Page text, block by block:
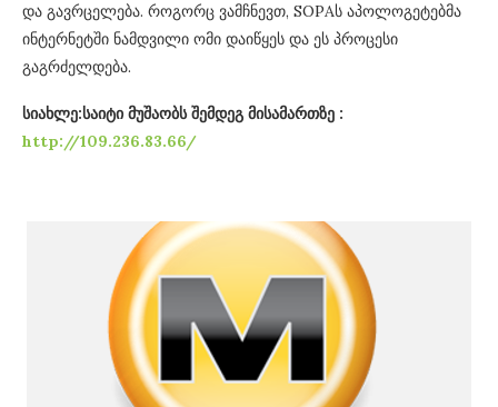
და გავრცელება. როგორც ვამჩნევთ, SOPAს აპოლოგეტებმა
ინტერნეტში ნამდვილი ომი დაიწყეს და ეს პროცესი
გაგრძელდება.
სიახლე:საიტი მუშაობს შემდეგ მისამართზე :
http://109.236.83.66/